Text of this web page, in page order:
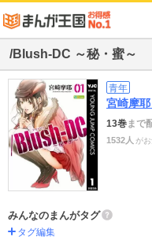
/Blush-DC ～秘・蜜～
青年
宮崎摩耶
13巻まで
1532人 が
みんなのまんがタグ
タグ編集